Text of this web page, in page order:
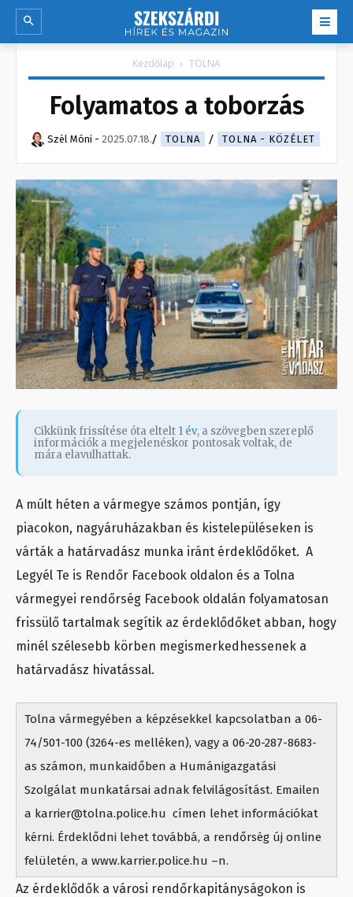
Kezdőlap TOLNA
Folyamatos a toborzás
Szél Móni - 2025.07.18. TOLNA TOLNA - KÖZÉLET
Cikkünk frissítése óta eltelt 1 év, a szövegben szereplő
információk a megjelenéskor pontosak voltak, de
mára elavulhattak.
A múlt héten a vármegye számos pontján, így
piacokon, nagyáruházakban és kistelepüléseken is
várták a határvadász munka iránt érdeklődőket. A
Legyél Te is Rendőr Facebook oldalon és a Tolna
vármegyei rendőrség Facebook oldalán folyamatosan
frissülő tartalmak segítik az érdeklődőket abban, hogy
minél szélesebb körben megismerkedhessenek a
határvadász hivatással.
Tolna vármegyében a képzésekkel kapcsolatban a 06-
74/501-100 (3264-es melléken), vagy a 06-20-287-8683-
as számon, munkaidőben a Humánigazgatási
Szolgálat munkatársai adnak felvilágosítást. Emailen
a karrier@tolna.police.hu címen lehet információkat
kérni. Érdeklődni lehet továbbá, a rendőrség új online
felületén, a www.karrier.police.hu –n.
Az érdeklődők a városi rendőrkapitányságokon is